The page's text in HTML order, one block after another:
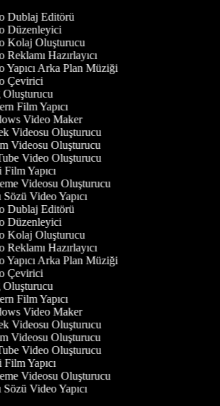
Dublaj Editörü
Düzenleyici
Kolaj Oluşturucu
Hazırlayıcı
Arka Plan Müziği
Çevirici
Film Yapıcı
Video Maker
Videosu Oluşturucu
Videosu Oluşturucu
Video Oluşturucu
Yapıcı
Videosu Oluşturucu
Video Yapıcı
Dublaj Editörü
Düzenleyici
Kolaj Oluşturucu
Hazırlayıcı
Arka Plan Müziği
Çevirici
Film Yapıcı
Video Maker
Videosu Oluşturucu
Videosu Oluşturucu
Video Oluşturucu
Yapıcı
Videosu Oluşturucu
Video Yapıcı